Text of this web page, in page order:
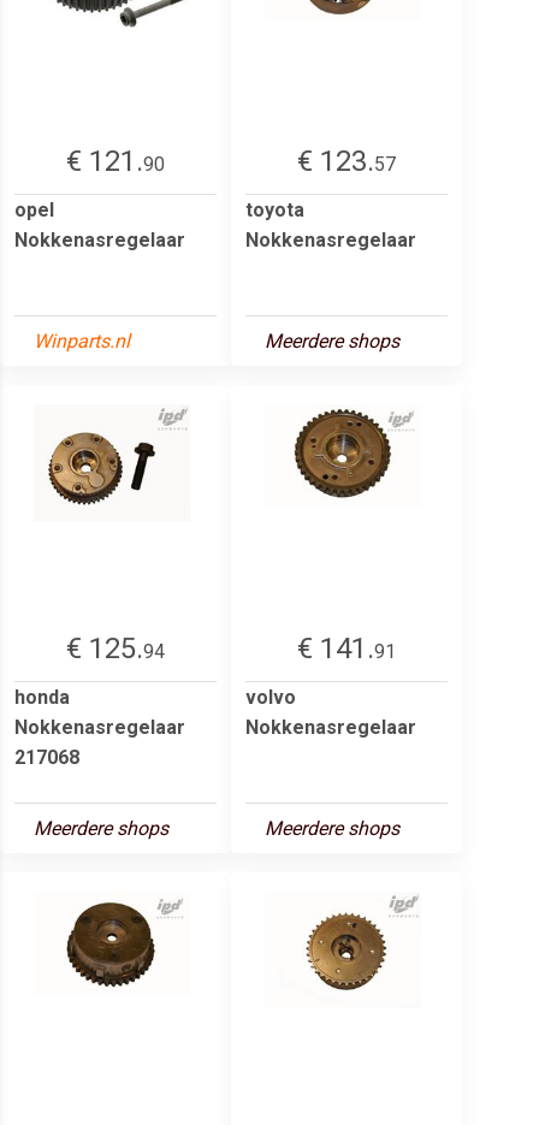
€ 121.90
opel
Nokkenasregelaar
Winparts.nl
€ 123.57
toyota
Nokkenasregelaar
Meerdere shops
€ 125.94
honda
Nokkenasregelaar
217068
Meerdere shops
€ 141.91
volvo
Nokkenasregelaar
Meerdere shops